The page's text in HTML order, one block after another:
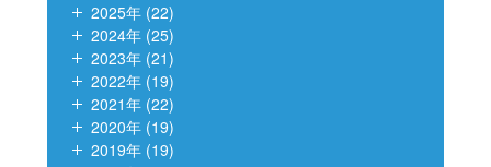
2025年 (22)
2024年 (25)
2023年 (21)
2022年 (19)
2021年 (22)
2020年 (19)
2019年 (19)